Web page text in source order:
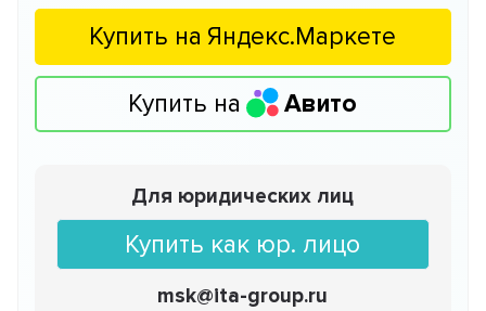
Купить на Яндекс.Маркете
Купить на Авито
Для юридических лиц
Купить как юр. лицо
msk@ita-group.ru